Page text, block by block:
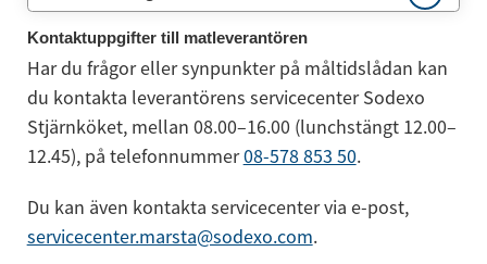
Kontaktuppgifter till matleverantören
Har du frågor eller synpunkter på måltidslådan kan
du kontakta leverantörens servicecenter Sodexo
Stjärnköket, mellan 08.00–16.00 (lunchstängt 12.00–
12.45), på telefonnummer 08-578 853 50.
Du kan även kontakta servicecenter via e-post,
servicecenter.marsta@sodexo.com.